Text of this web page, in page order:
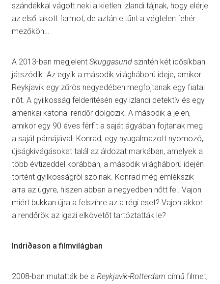
szándékkal vágott neki a kietlen izlandi tájnak, hogy elérje
az első lakott farmot, de aztán eltűnt a végtelen fehér
mezőkön…
A 2013-ban megjelent Skuggasund szintén két idősíkban
játszódik. Az egyik a második világháború ideje, amikor
Reykjavík egy zűrös negyedében megfojtanak egy fiatal
nőt. A gyilkosság felderítésén egy izlandi detektív és egy
amerikai katonai rendőr dolgozik. A második a jelen,
amikor egy 90 éves férfit a saját ágyában fojtanak meg
a saját párnájával. Konrad, egy nyugalmazott nyomozó,
újságkivágásokat talál az áldozat markában, amelyek a
több évtizeddel korábban, a második világháború idején
történt gyilkosságról szólnak. Konrad még emlékszik
arra az ügyre, hiszen abban a negyedben nőtt fel. Vajon
miért bukkan újra a felszínre az a régi eset? Vajon akkor
a rendőrök az igazi elkövetőt tartóztatták le?
Indriðason a filmvilágban
2008-ban mutatták be a Reykjavik-Rotterdam című filmet,